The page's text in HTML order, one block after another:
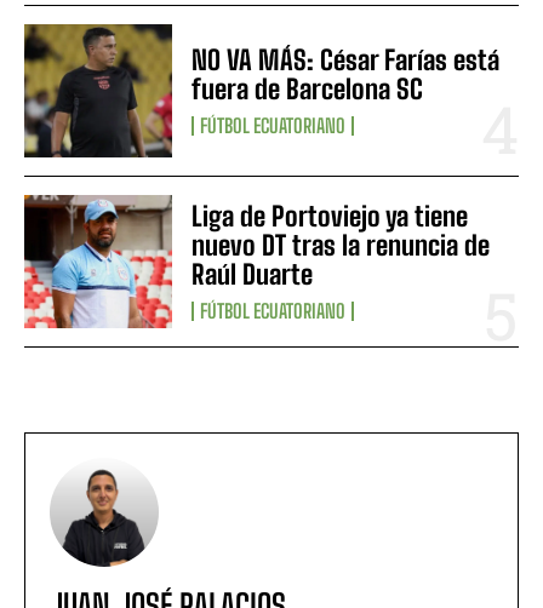
NO VA MÁS: César Farías está
fuera de Barcelona SC
FÚTBOL ECUATORIANO
Liga de Portoviejo ya tiene
nuevo DT tras la renuncia de
Raúl Duarte
FÚTBOL ECUATORIANO